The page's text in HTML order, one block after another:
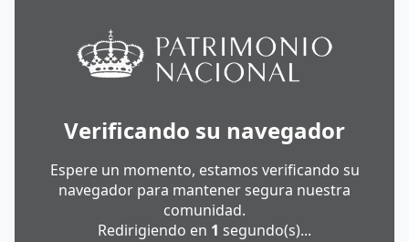
Verificando su navegador
Espere un momento, estamos verificando su
navegador para mantener segura nuestra
comunidad.
Redirigiendo en 1 segundo(s)...